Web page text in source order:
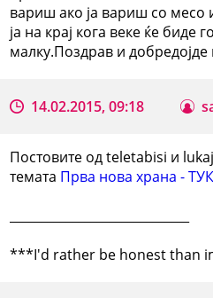
вариш ако ја вариш со месо
ја на крај кога веке ќе биде
малку.Поздрав и добредојде
14.02.2015, 09:18
Постовите од teletabisi и
темата Прва нова храна -
***I'd rather be honest than